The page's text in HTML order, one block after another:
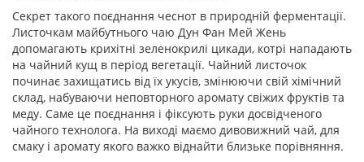
Секрет такого поєднання чеснот в природній ферментації.
Листочкам майбутнього чаю Дун Фан Мей Жень
допомагають крихітні зеленокрилі цикади, котрі нападають
на чайний кущ в період вегетації. Чайний листочок
починає захищатись від їх укусів, змінюючи свій хімічний
склад, набуваючи неповторного аромату свіжих фруктів та
меду. Саме це поєднання і фіксують руки досвідченого
чайного технолога. На виході маємо дивовижний чай, для
смаку і аромату якого важко віднайти близьке порівняння.